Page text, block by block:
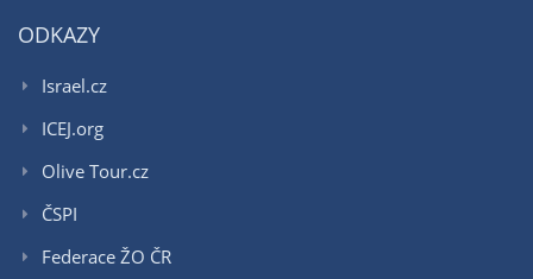
ODKAZY
Israel.cz
ICEJ.org
Olive Tour.cz
ČSPI
Federace ŽO ČR